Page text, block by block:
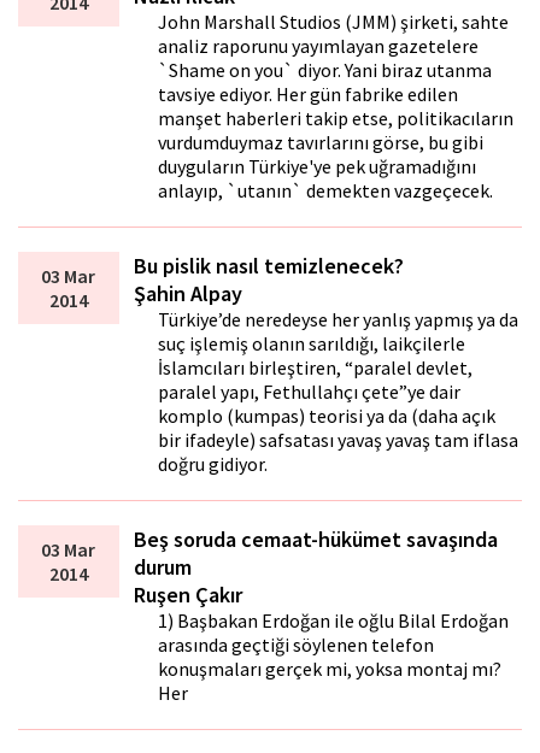
John Marshall Studios (JMM) şirketi, sahte
analiz raporunu yayımlayan gazetelere
`Shame on you` diyor. Yani biraz utanma
tavsiye ediyor. Her gün fabrike edilen
manşet haberleri takip etse, politikacıların
vurdumduymaz tavırlarını görse, bu gibi
duyguların Türkiye'ye pek uğramadığını
anlayıp, `utanın` demekten vazgeçecek.
03 Mar
2014
Bu pislik nasıl temizlenecek?
Şahin Alpay
Türkiye’de neredeyse her yanlış yapmış ya da
suç işlemiş olanın sarıldığı, laikçilerle
İslamcıları birleştiren, “paralel devlet,
paralel yapı, Fethullahçı çete”ye dair
komplo (kumpas) teorisi ya da (daha açık
bir ifadeyle) safsatası yavaş yavaş tam iflasa
doğru gidiyor.
03 Mar
2014
Beş soruda cemaat-hükümet savaşında
durum
Ruşen Çakır
1) Başbakan Erdoğan ile oğlu Bilal Erdoğan
arasında geçtiği söylenen telefon
konuşmaları gerçek mi, yoksa montaj mı?
Her